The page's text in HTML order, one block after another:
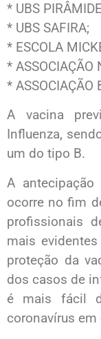
* UBS
* UBS SAFIRA;
* ESCOLA
* ASSOCIAÇÃO
* ASSOCIAÇÃO
A vacina
Influenza,
um do tipo B.
A antecipação
ocorre no fim
profissionais
mais
proteção da
dos casos de
é mais fácil
coronavírus